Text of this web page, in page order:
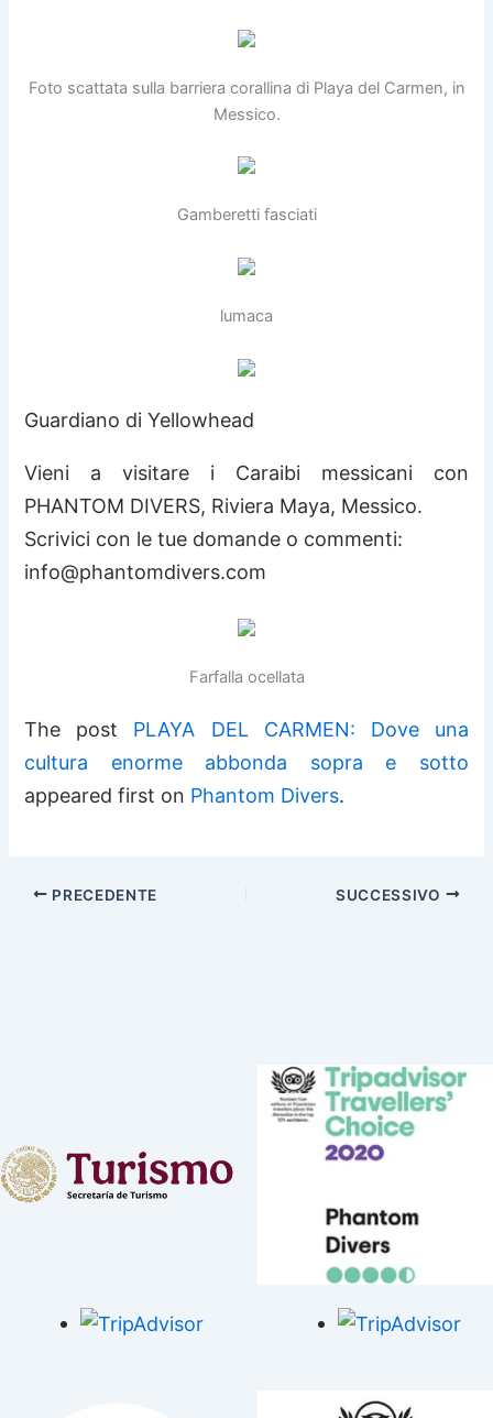
Foto scattata sulla barriera corallina di Playa del Carmen, in
Messico.
Gamberetti fasciati
lumaca
Guardiano di Yellowhead
Vieni a visitare i Caraibi messicani con
PHANTOM DIVERS, Riviera Maya, Messico.
Scrivici con le tue domande o commenti:
info@phantomdivers.com
Farfalla ocellata
The post PLAYA DEL CARMEN: Dove una
cultura enorme abbonda sopra e sotto
appeared first on Phantom Divers.
PRECEDENTE SUCCESSIVO